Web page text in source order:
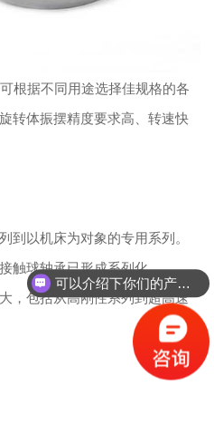
根据不同用途选择佳规格的各
转体振摆精度要求高、转速快
到以机床为对象的专用系列。
触球轴承已形成系列化。
，包括从高刚性系列到超高速
可以介绍下你们的产品么